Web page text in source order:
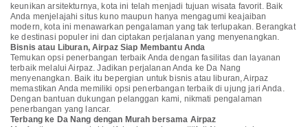
keunikan arsitekturnya, kota ini telah menjadi tujuan wisata favorit. Baik
Anda menjelajahi situs kuno maupun hanya mengagumi keajaiban
modern, kota ini menawarkan pengalaman yang tak terlupakan. Berangkat
ke destinasi populer ini dan ciptakan perjalanan yang menyenangkan.
Bisnis atau Liburan, Airpaz Siap Membantu Anda
Temukan opsi penerbangan terbaik Anda dengan fasilitas dan layanan
terbaik melalui Airpaz. Jadikan perjalanan Anda ke Da Nang
menyenangkan. Baik itu bepergian untuk bisnis atau liburan, Airpaz
memastikan Anda memiliki opsi penerbangan terbaik di ujung jari Anda.
Dengan bantuan dukungan pelanggan kami, nikmati pengalaman
penerbangan yang lancar.
Terbang ke Da Nang dengan Murah bersama Airpaz